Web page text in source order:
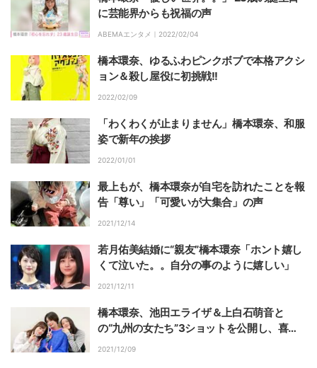
に芸能界からも祝福の声
ABEMAエンタメ｜ 2022/02/04
橋本環奈、ゆるふわピンクボブで本格アクシ
ョン＆殺し屋役に初挑戦!!
2022/02/09
「わくわくが止まりません」橋本環奈、和服
姿で新年の挨拶
2022/01/01
最上もが、橋本環奈が自宅を訪れたことを報
告「尊い」「可愛いが大集合」の声
2021/12/14
若月佑美結婚に“親友”橋本環奈「ホント嬉し
くて泣いた。。自分の事のように嬉しい」
2021/12/11
橋本環奈、池田エライザ＆上白石萌音と
の“九州の女たち”3ショットを公開し、喜び
の声！「顔面偏差値たかー」「神々の戯れ」
2021/12/09